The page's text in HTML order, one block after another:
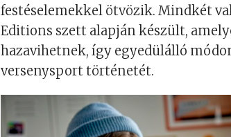
festéselemekkel ötvözik. Mindkét
Editions szett alapján készült,
hazavihetnek, így egyedülálló
versenysport történetét.